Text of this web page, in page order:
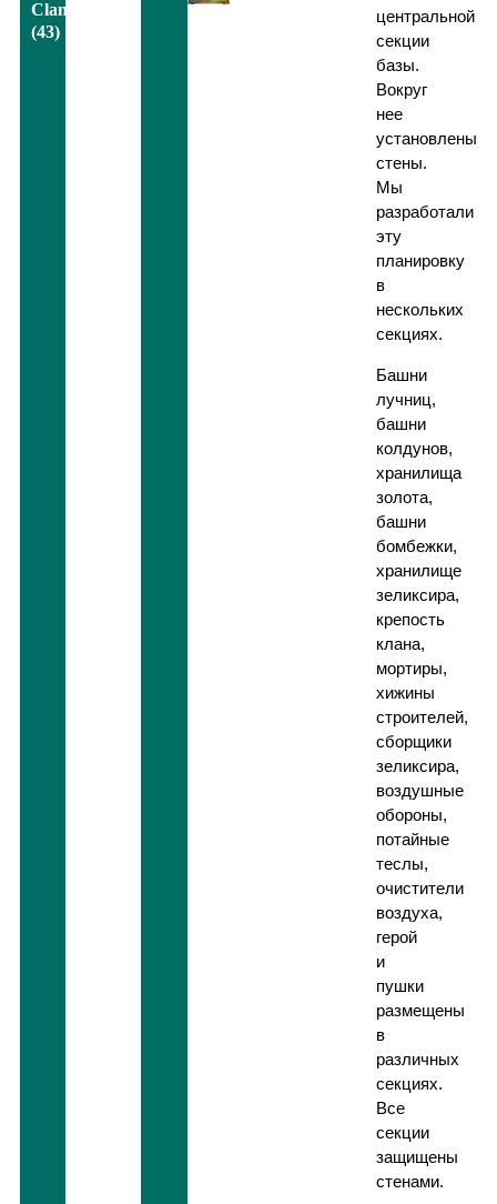
Clans
(43)
центральной
секции
базы.
Вокруг
нее
установлены
стены.
Мы
разработали
эту
планировку
в
нескольких
секциях.
Башни
лучниц,
башни
колдунов,
хранилища
золота,
башни
бомбежки,
хранилище
зеликсира,
крепость
клана,
мортиры,
хижины
строителей,
сборщики
зеликсира,
воздушные
обороны,
потайные
теслы,
очистители
воздуха,
герой
и
пушки
размещены
в
различных
секциях.
Все
секции
защищены
стенами.